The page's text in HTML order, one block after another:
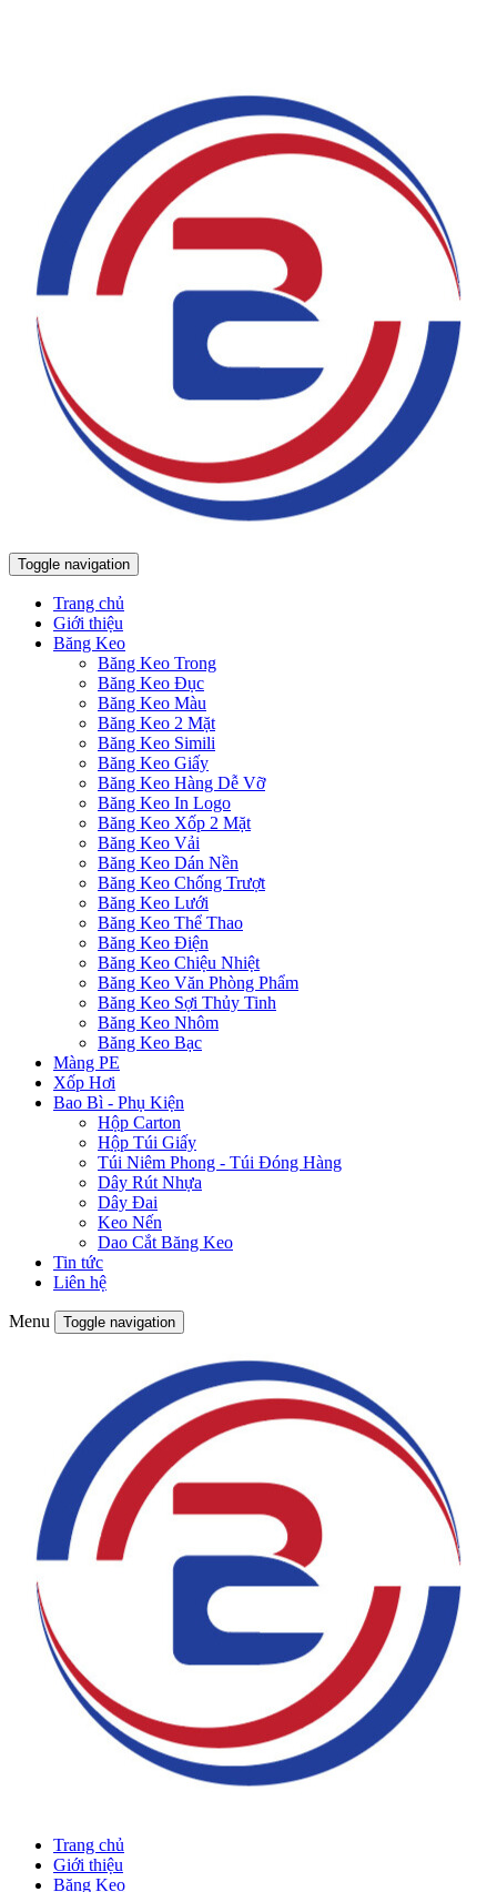
Toggle navigation
Trang chủ
Giới thiệu
Băng Keo
Băng Keo Trong
Băng Keo Đục
Băng Keo Màu
Băng Keo 2 Mặt
Băng Keo Simili
Băng Keo Giấy
Băng Keo Hàng Dễ Vỡ
Băng Keo In Logo
Băng Keo Xốp 2 Mặt
Băng Keo Vải
Băng Keo Dán Nền
Băng Keo Chống Trượt
Băng Keo Lưới
Băng Keo Thể Thao
Băng Keo Điện
Băng Keo Chiệu Nhiệt
Băng Keo Văn Phòng Phẩm
Băng Keo Sợi Thủy Tinh
Băng Keo Nhôm
Băng Keo Bạc
Màng PE
Xốp Hơi
Bao Bì - Phụ Kiện
Hộp Carton
Hộp Túi Giấy
Túi Niêm Phong - Túi Đóng Hàng
Dây Rút Nhựa
Dây Đai
Keo Nến
Dao Cắt Băng Keo
Tin tức
Liên hệ
Menu Toggle navigation
Trang chủ
Giới thiệu
Băng Keo